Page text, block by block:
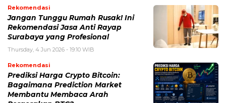
Rekomendasi
Jangan Tunggu Rumah Rusak! Ini
Rekomendasi Jasa Anti Rayap
Surabaya yang Profesional
Thursday, 4 Jun 2026 - 19:10 WIB
Rekomendasi
Prediksi Harga Crypto Bitcoin:
Bagaimana Prediction Market
Membantu Membaca Arah